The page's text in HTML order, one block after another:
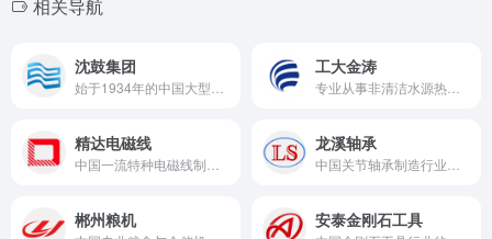
相关导航
沈鼓集团 工大金涛
精达电磁线 龙溪轴承
郴州粮机 安泰金刚石工具